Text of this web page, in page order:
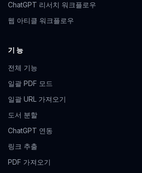
ChatGPT 리서치 워크플로우
웹 아티클 워크플로우
기능
전체 기능
일괄 PDF 모드
일괄 URL 가져오기
도서 분할
ChatGPT 연동
링크 추출
PDF 가져오기